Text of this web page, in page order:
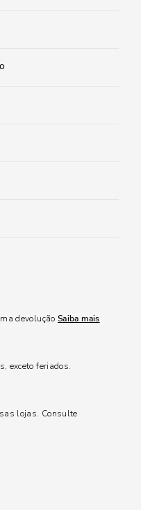
devolução Saiba mais
exceto feriados.
lojas. Consulte